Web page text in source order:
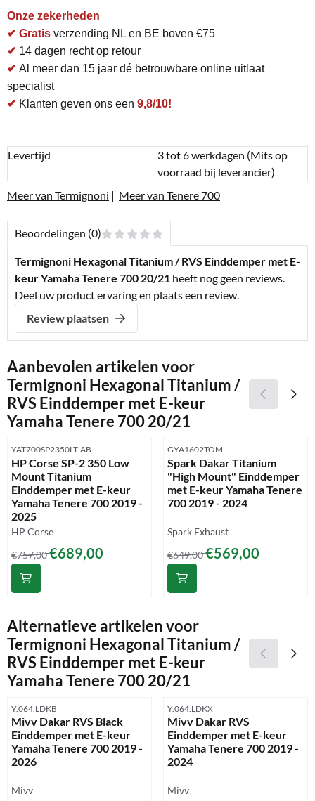
Onze zekerheden
✔ Gratis verzending NL en BE boven €75
✔ 14 dagen recht op retour
✔ Al meer dan 15 jaar dé betrouwbare online uitlaat
specialist
✔ Klanten geven ons een 9,8/10!
Levertijd
3 tot 6 werkdagen (Mits op
voorraad bij leverancier)
Meer van Termignoni | Meer van Tenere 700
Beoordelingen (0)
Termignoni Hexagonal Titanium / RVS Einddemper met E-
keur Yamaha Tenere 700 20/21 heeft nog geen reviews.
Deel uw product ervaring en plaats een review.
Review plaatsen
Aanbevolen artikelen voor
Termignoni Hexagonal Titanium /
RVS Einddemper met E-keur
Yamaha Tenere 700 20/21
Artikelnummer
YAT700SP2350LT-AB
HP Corse SP-2 350 Low
Mount Titanium
Einddemper met E-keur
Yamaha Tenere 700 2019 -
2025
Merk:
HP Corse
Van 757,00 voor 689,00
€757,00€689,00
Artikelnummer
GYA1602TOM
Spark Dakar Titanium
"High Mount" Einddemper
met E-keur Yamaha Tenere
700 2019 - 2024
Merk:
Spark Exhaust
Van 649,00 voor 569,00
€649,00€569,00
Alternatieve artikelen voor
Termignoni Hexagonal Titanium /
RVS Einddemper met E-keur
Yamaha Tenere 700 20/21
Artikelnummer
Y.064.LDKB
Mivv Dakar RVS Black
Einddemper met E-keur
Yamaha Tenere 700 2019 -
2026
Merk:
Mivv
Artikelnummer
Y.064.LDKX
Mivv Dakar RVS
Einddemper met E-keur
Yamaha Tenere 700 2019 -
2024
Merk:
Mivv